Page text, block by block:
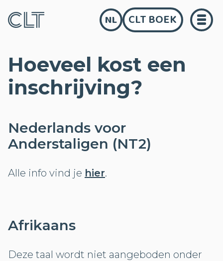
NL CLT BOEK
Hoeveel kost een
inschrijving?
Nederlands voor
Anderstaligen (NT2)
Alle info vind je hier.
Afrikaans
Deze taal wordt niet aangeboden onder